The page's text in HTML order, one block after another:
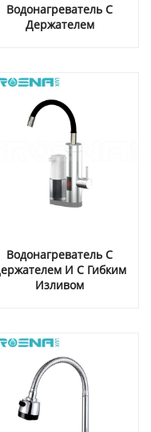
Водонагреватель С
Держателем
Водонагреватель С
И С Гибким
Изливом